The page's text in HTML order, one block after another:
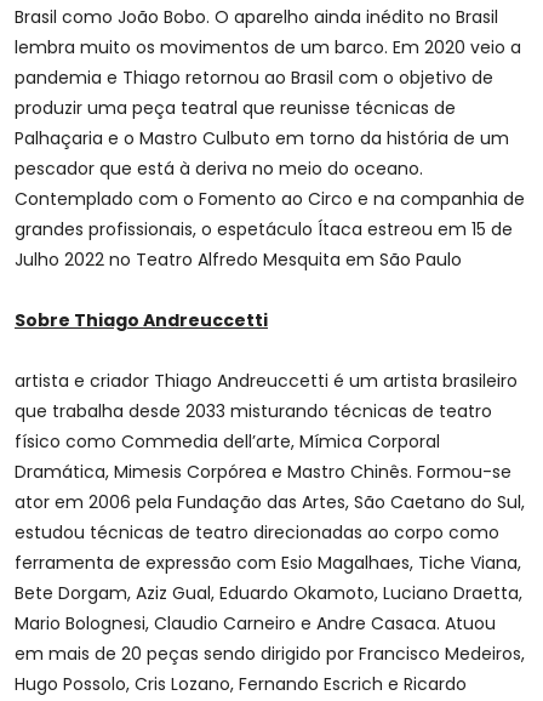
Brasil como João Bobo. O aparelho ainda inédito no Brasil
lembra muito os movimentos de um barco. Em 2020 veio a
pandemia e Thiago retornou ao Brasil com o objetivo de
produzir uma peça teatral que reunisse técnicas de
Palhaçaria e o Mastro Culbuto em torno da história de um
pescador que está à deriva no meio do oceano.
Contemplado com o Fomento ao Circo e na companhia de
grandes profissionais, o espetáculo Ítaca estreou em 15 de
Julho 2022 no Teatro Alfredo Mesquita em São Paulo
Sobre Thiago Andreuccetti
artista e criador Thiago Andreuccetti é um artista brasileiro
que trabalha desde 2033 misturando técnicas de teatro
físico como Commedia dell’arte, Mímica Corporal
Dramática, Mimesis Corpórea e Mastro Chinês. Formou-se
ator em 2006 pela Fundação das Artes, São Caetano do Sul,
estudou técnicas de teatro direcionadas ao corpo como
ferramenta de expressão com Esio Magalhaes, Tiche Viana,
Bete Dorgam, Aziz Gual, Eduardo Okamoto, Luciano Draetta,
Mario Bolognesi, Claudio Carneiro e Andre Casaca. Atuou
em mais de 20 peças sendo dirigido por Francisco Medeiros,
Hugo Possolo, Cris Lozano, Fernando Escrich e Ricardo